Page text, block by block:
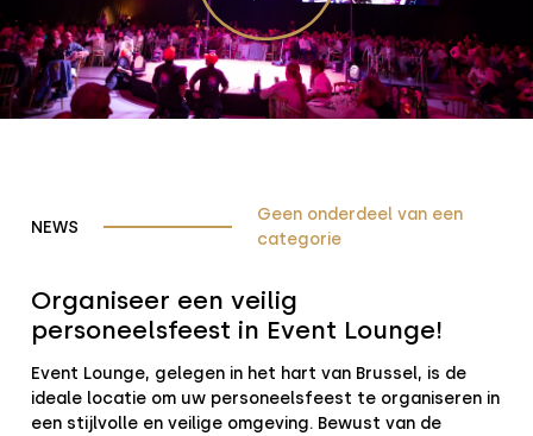
NEWS
Geen onderdeel van een
categorie
Organiseer een veilig
personeelsfeest in Event Lounge!
Event Lounge, gelegen in het hart van Brussel, is de
ideale locatie om uw personeelsfeest te organiseren in
een stijlvolle en veilige omgeving. Bewust van de